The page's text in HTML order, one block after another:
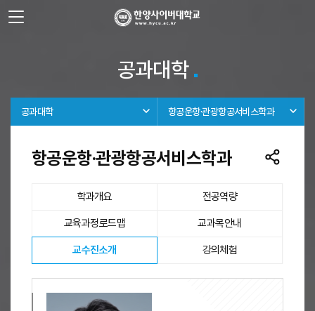
사이트정보 바로가기
공과대학
공과대학 항공운항·관광항공서비스학과
항공운항·관광항공서비스학과
학과개요 전공역량
교육과정로드맵 교과목안내
교수진소개
선택됨
강의체험
교수진소개